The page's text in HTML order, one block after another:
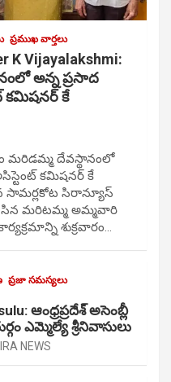
ప్రముఖ వార్తలు
K Vijayalakshmi:
అన్న ప్రసాద
కమిషనర్ కే
మరిడమ్మ దేవస్థానంలో
కమిషనర్ కే
సామర్లకోట సిరాన్యూస్
మరిటమ్మ అమ్మవారి
శుక్రవారం…
ప్రజా సమస్యలు
ఆంధ్రప్రదేశ్ అసెంబ్లీ
ఎమ్మెల్యే శ్రీనివాసులు
NEWS